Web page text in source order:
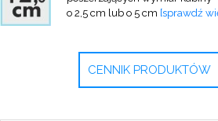
o 2,5 cm lub o 5 cm [sprawdź
CENNIK PRODUKTÓW